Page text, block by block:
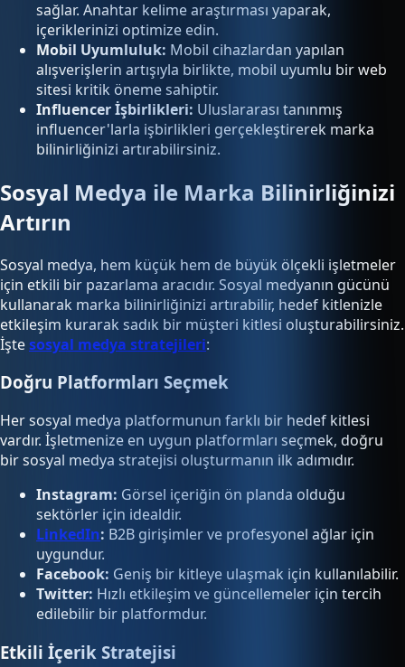
sağlar. Anahtar kelime araştırması yaparak,
içeriklerinizi optimize edin.
Mobil Uyumluluk: Mobil cihazlardan yapılan
alışverişlerin artışıyla birlikte, mobil uyumlu bir web
sitesi kritik öneme sahiptir.
Influencer İşbirlikleri: Uluslararası tanınmış
influencer'larla işbirlikleri gerçekleştirerek marka
bilinirliğinizi artırabilirsiniz.
Sosyal Medya ile Marka Bilinirliğinizi
Artırın
Sosyal medya, hem küçük hem de büyük ölçekli işletmeler
için etkili bir pazarlama aracıdır. Sosyal medyanın gücünü
kullanarak marka bilinirliğinizi artırabilir, hedef kitlenizle
etkileşim kurarak sadık bir müşteri kitlesi oluşturabilirsiniz.
İştesosyal medya stratejileri:
Doğru Platformları Seçmek
Her sosyal medya platformunun farklı bir hedef kitlesi
vardır. İşletmenize en uygun platformları seçmek, doğru
bir sosyal medya stratejisi oluşturmanın ilk adımıdır.
Instagram: Görsel içeriğin ön planda olduğu
sektörler için idealdir.
LinkedIn: B2B girişimler ve profesyonel ağlar için
uygundur.
Facebook: Geniş bir kitleye ulaşmak için kullanılabilir.
Twitter: Hızlı etkileşim ve güncellemeler için tercih
edilebilir bir platformdur.
Etkili İçerik Stratejisi